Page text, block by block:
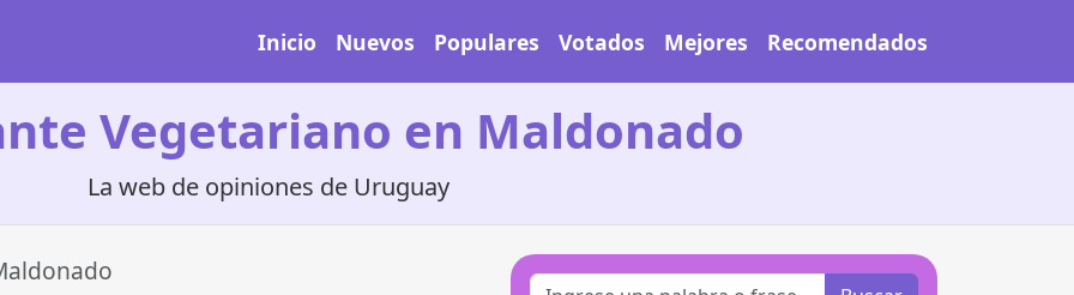
Inicio Nuevos Populares Votados Mejores Recomendados
Vegetariano en Maldonado
La web de opiniones de Uruguay